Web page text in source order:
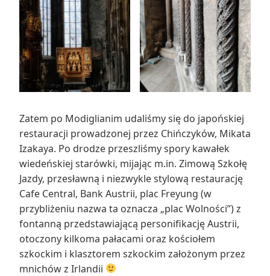
Zatem po Modiglianim udaliśmy się do japońskiej
restauracji prowadzonej przez Chińczyków, Mikata
Izakaya. Po drodze przeszliśmy spory kawałek
wiedeńskiej starówki, mijając m.in. Zimową Szkołę
Jazdy, przesławną i niezwykle stylową restaurację
Cafe Central, Bank Austrii, plac Freyung (w
przybliżeniu nazwa ta oznacza „plac Wolności”) z
fontanną przedstawiającą personifikację Austrii,
otoczony kilkoma pałacami oraz kościołem
szkockim i klasztorem szkockim założonym przez
mnichów z Irlandii